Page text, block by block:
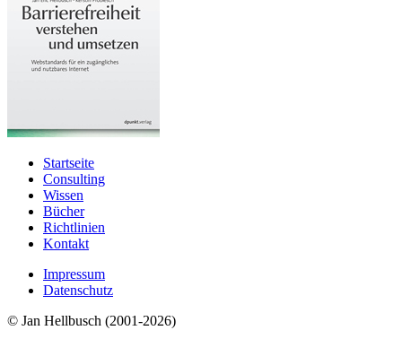
Startseite
Consulting
Wissen
Bücher
Richtlinien
Kontakt
Impressum
Datenschutz
© Jan Hellbusch (2001-2026)